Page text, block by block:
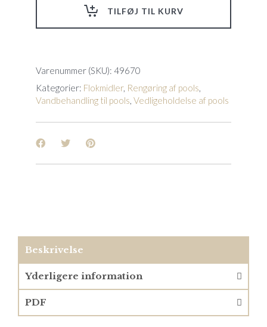
TILFØJ TIL KURV
Varenummer (SKU): 49670
Kategorier: Flokmidler, Rengøring af pools,
Vandbehandling til pools, Vedligeholdelse af pools
Beskrivelse
Yderligere information
PDF